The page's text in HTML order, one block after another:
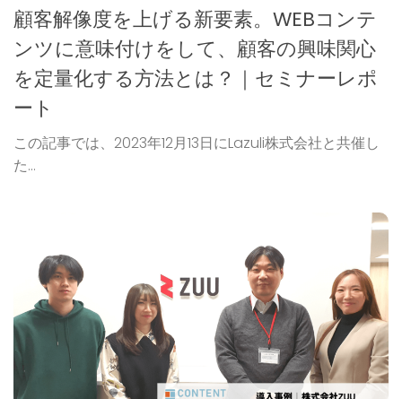
顧客解像度を上げる新要素。WEBコンテ
ンツに意味付けをして、顧客の興味関心
を定量化する方法とは？｜セミナーレポ
ート
この記事では、2023年12月13日にLazuli株式会社と共催し
た...